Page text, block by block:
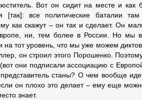
Вот он сидит на месте и как
все политические баталии
скажут – он так и сделает. Он
ни, тем более в России. Но мы
тот уровень, что мы уже можем
он строил этого Порошенко.
они подписали ассоциацию с
станы? О чем вообще
он плохо это делает – ему еще
знает.